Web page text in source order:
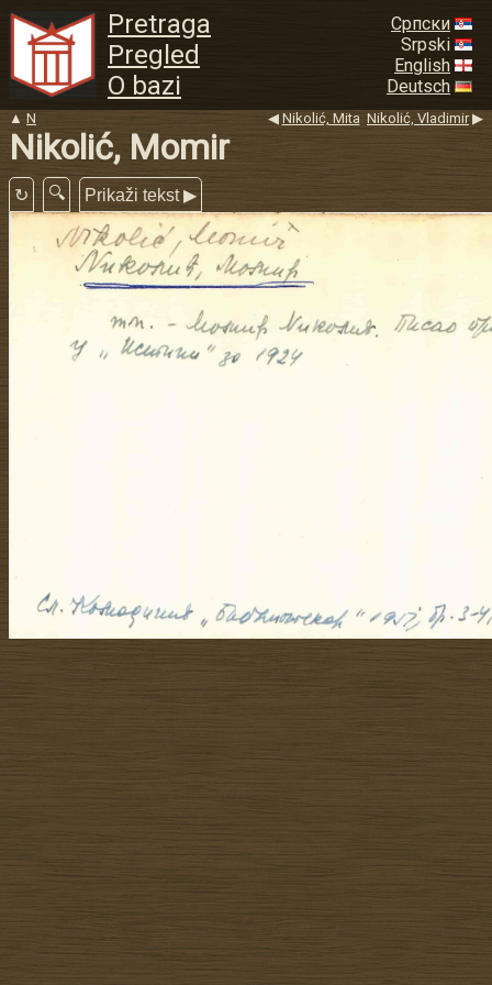
Pretraga
Pregled
O bazi
Српски
Srpski
English
Deutsch
▲ N ◀ Nikolić, Mita Nikolić, Vladimir▶
Nikolić, Momir